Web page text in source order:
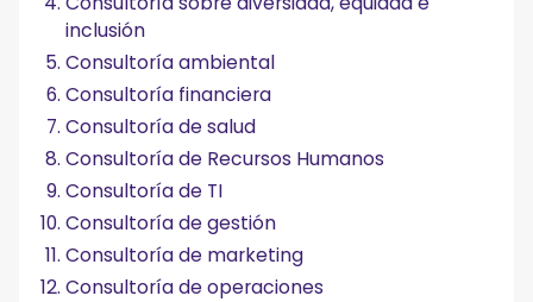
inclusión
Consultoría ambiental
Consultoría financiera
Consultoría de salud
Consultoría de Recursos Humanos
Consultoría de TI
Consultoría de gestión
Consultoría de marketing
Consultoría de operaciones